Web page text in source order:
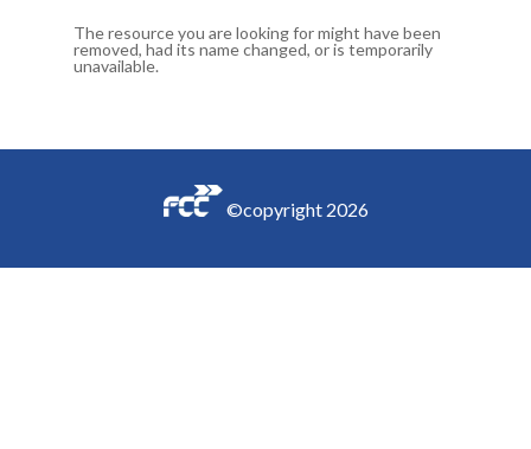
The resource you are looking for might have been
removed, had its name changed, or is temporarily
unavailable.
©copyright 2026